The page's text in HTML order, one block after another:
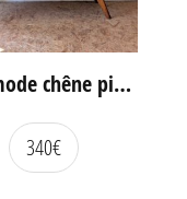
Commode chêne pieds compas vintage
340€